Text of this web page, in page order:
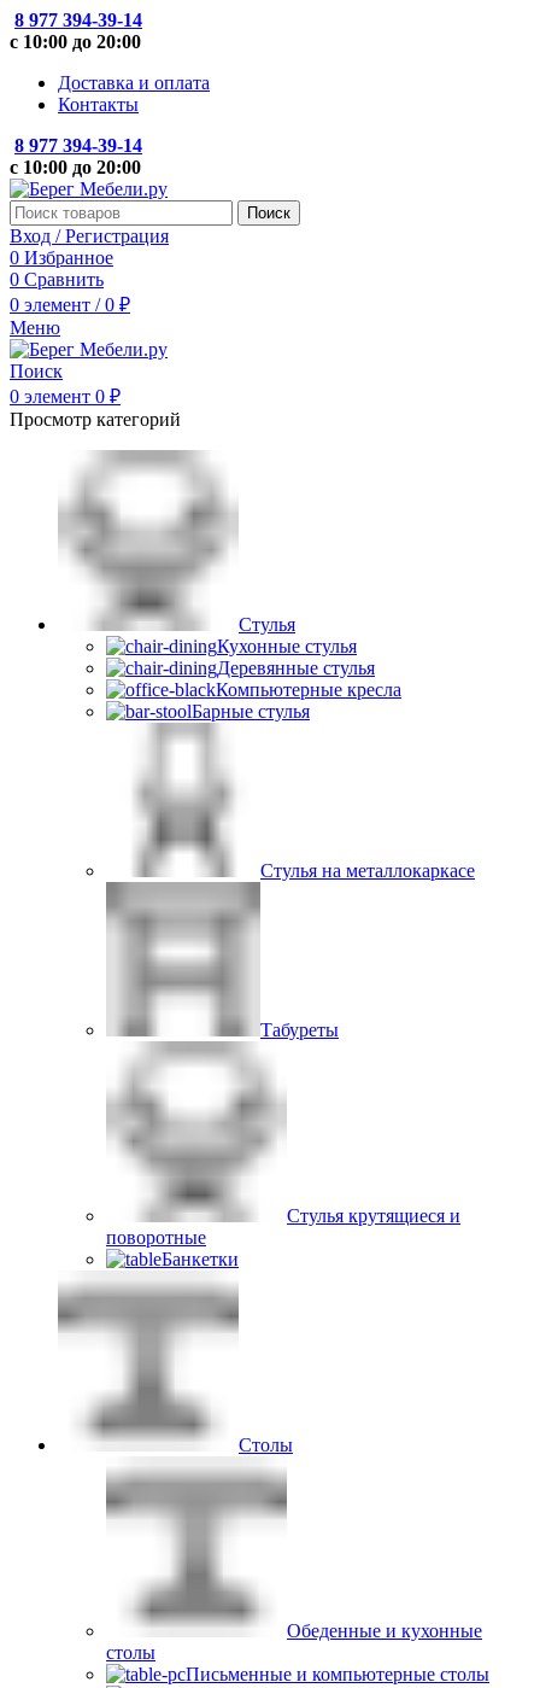
8 977 394-39-14
с 10:00 до 20:00
Доставка и оплата
Контакты
8 977 394-39-14
с 10:00 до 20:00
Поиск
Вход / Регистрация
0 Избранное
0 Сравнить
0 элемент / 0 ₽
Меню
Поиск
0 элемент 0 ₽
Просмотр категорий
Стулья
Кухонные стулья
Деревянные стулья
Компьютерные кресла
Барные стулья
Стулья на металлокаркасе
Табуреты
Стулья крутящиеся и
поворотные
Банкетки
Столы
Обеденные и кухонные
столы
Письменные и компьютерные столы